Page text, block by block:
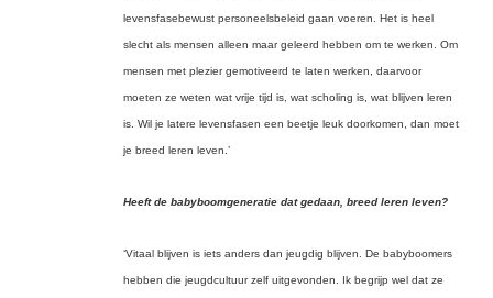
levensfasebewust personeelsbeleid gaan voeren. Het is heel
slecht als mensen alleen maar geleerd hebben om te werken. Om
mensen met plezier gemotiveerd te laten werken, daarvoor
moeten ze weten wat vrije tijd is, wat scholing is, wat blijven leren
is. Wil je latere levensfasen een beetje leuk doorkomen, dan moet
je breed leren leven.’
Heeft de babyboomgeneratie dat gedaan, breed leren leven?
‘Vitaal blijven is iets anders dan jeugdig blijven. De babyboomers
hebben die jeugdcultuur zelf uitgevonden. Ik begrijp wel dat ze